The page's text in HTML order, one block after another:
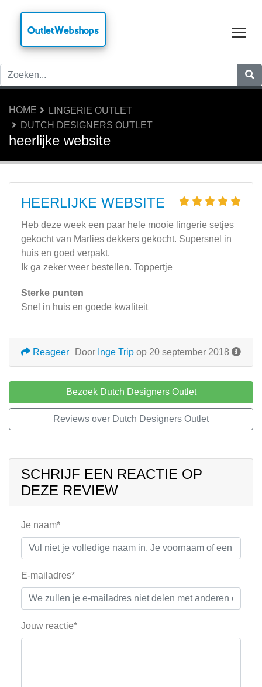
OutletWebshops
HOME
LINGERIE OUTLET
DUTCH DESIGNERS OUTLET
heerlijke website
HEERLIJKE WEBSITE
Heb deze week een paar hele mooie lingerie setjes
gekocht van Marlies dekkers gekocht. Supersnel in
huis en goed verpakt.
Ik ga zeker weer bestellen. Toppertje
Sterke punten
Snel in huis en goede kwaliteit
Door Inge Trip op 20 september 2018
Reageer
Bezoek Dutch Designers Outlet
Reviews over Dutch Designers Outlet
SCHRIJF EEN REACTIE OP
DEZE REVIEW
Je naam*
E-mailadres*
Jouw reactie*